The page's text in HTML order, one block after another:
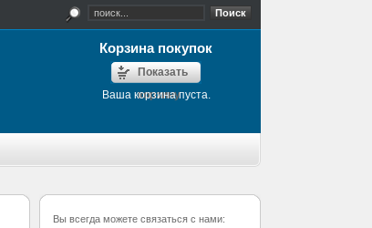
Корзина покупок
Показать
корзину
Ваша корзина пуста.
Вы всегда можете связаться с нами: